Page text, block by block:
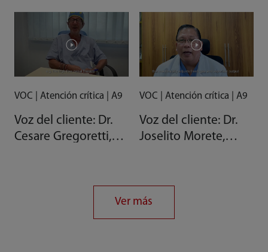
consultor, España
PAFSA
VOC | Atención crítica | A9
Voz del cliente: Dr.
Cesare Gregoretti,
VOC | Atención crítica | A9
Voz del cliente: Dr.
Joselito Morete,
Anestesiólogos de
Filipinas
Ver más